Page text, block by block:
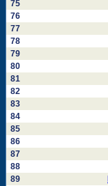
75
76
77
78
79
80
81
82
83
84
85
86
87
88
89